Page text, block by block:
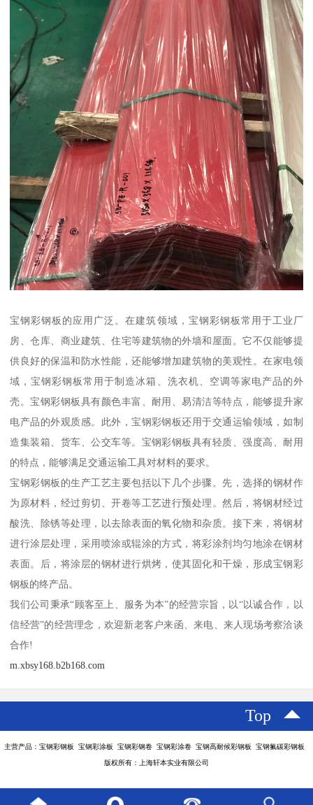
宝钢彩钢板的应用广泛。在建筑领域，宝钢彩钢板常用于工业厂
房、仓库、商业建筑、住宅等建筑物的外墙和屋面。它不仅能够提
供良好的保温和防水性能，还能够增加建筑物的美观性。在家电领
域，宝钢彩钢板常用于制造冰箱、洗衣机、空调等家电产品的外
壳。宝钢彩钢板具有颜色丰富、耐用、易清洁等特点，能够提升家
电产品的外观质感。此外，宝钢彩钢板还用于交通运输领域，如制
造集装箱、货车、公交车等。宝钢彩钢板具有轻质、强度高、耐用
的特点，能够满足交通运输工具对材料的要求。
宝钢彩钢板的生产工艺主要包括以下几个步骤。先，选择的钢材作
为原材料，经过剪切、开卷等工艺进行预处理。然后，将钢材经过
酸洗、除锈等处理，以去除表面的氧化物和杂质。接下来，将钢材
进行涂层处理，采用喷涂或辊涂的方式，将彩涂剂均匀地涂在钢材
表面。后，将涂层的钢材进行烘烤，使其固化和干燥，形成宝钢彩
钢板的终产品。
我们公司秉承“顾客至上、服务为本”的经营宗旨，以“以诚合作，以
信经营”的经营理念，欢迎新老客户来函、来电、来人现场考察洽谈
合作!
m.xbsy168.b2b168.com
Top
主营产品：宝钢彩钢板 宝钢彩涂板 宝钢彩钢卷 宝钢彩涂卷 宝钢高耐候彩钢板 宝钢氟碳彩钢板
版权所有：上海轩本实业有限公司